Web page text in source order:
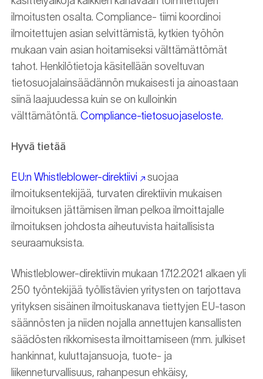
ilmoitusten osalta. Compliance- tiimi koordinoi
ilmoitettujen asian selvittämistä, kytkien työhön
mukaan vain asian hoitamiseksi välttämättömät
tahot. Henkilötietoja käsitellään soveltuvan
tietosuojalainsäädännön mukaisesti ja ainoastaan
siinä laajuudessa kuin se on kulloinkin
välttämätöntä. Compliance-tietosuojaseloste.
Hyvä tietää
EU:n Whistleblower-direktiivi
suojaa
ilmoituksentekijää, turvaten direktiivin mukaisen
ilmoituksen jättämisen ilman pelkoa ilmoittajalle
ilmoituksen johdosta aiheutuvista haitallisista
seuraamuksista.
Whistleblower-direktiivin mukaan 17.12.2021 alkaen yli
250 työntekijää työllistävien yritysten on tarjottava
yrityksen sisäinen ilmoituskanava tiettyjen EU-tason
säännösten ja niiden nojalla annettujen kansallisten
säädösten rikkomisesta ilmoittamiseen (mm. julkiset
hankinnat, kuluttajansuoja, tuote- ja
liikenneturvallisuus, rahanpesun ehkäisy,